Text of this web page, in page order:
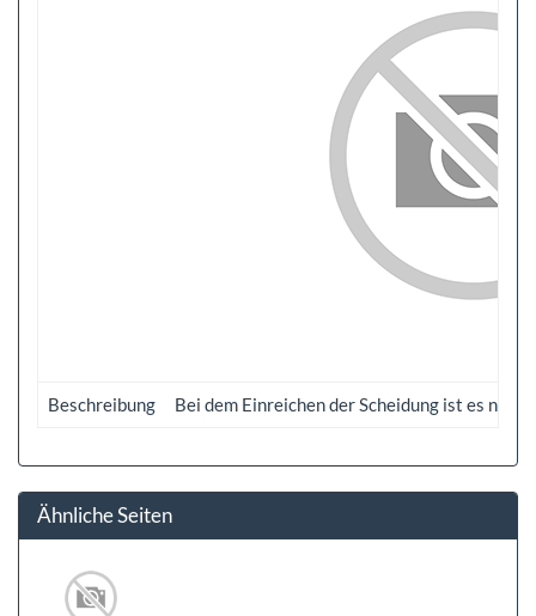
Beschreibung Bei dem Einreichen der Scheidung ist es
Ähnliche Seiten